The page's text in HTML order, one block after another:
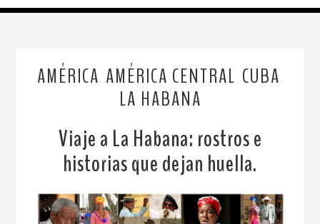
AMÉRICA AMÉRICA CENTRAL CUBA
LA HABANA
Viaje a La Habana: rostros e
historias que dejan huella.